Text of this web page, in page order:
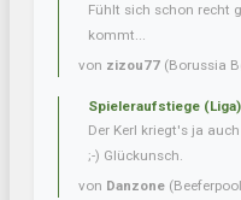
Fühlt sich schon recht
kommt...
von zizou77 (Borussia
Spieleraufstiege (Liga)
Der Kerl kriegt's ja
;-) Glückunsch.
von Danzone